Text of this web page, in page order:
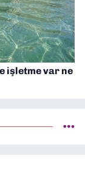
işletme var ne